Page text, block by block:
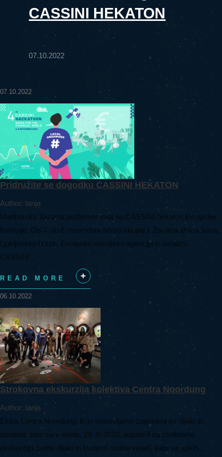
CASSINI HEKATON
07.10.2022
07.10.2022
Pridružite se dogodku CASSINI HEKATON
Author: tanja
Mariborska Tovarna podjemov vabi na CASSINI hekaton Evropske
komisije. Od 4. do 6. novembra bomo skupaj z Zavarovalnico Sava,
Ljubljansko borzo, Evropsko vesoljsko agencijo in ostalimi
CASSINI...
READ MORE
+
06.10.2022
Strokovna ekskurzija kolektiva Centra Noordung
Author: tanja
Ekipa Centra Noordung, ki jo sestavljamo zaposleni ter dijaki in
študenti, smo se v sredo, 28. 9. 2022, odpravili na strokovno
ekskurzijo. Letos dijaki in študenti nismo vedeli, kam se sploh...